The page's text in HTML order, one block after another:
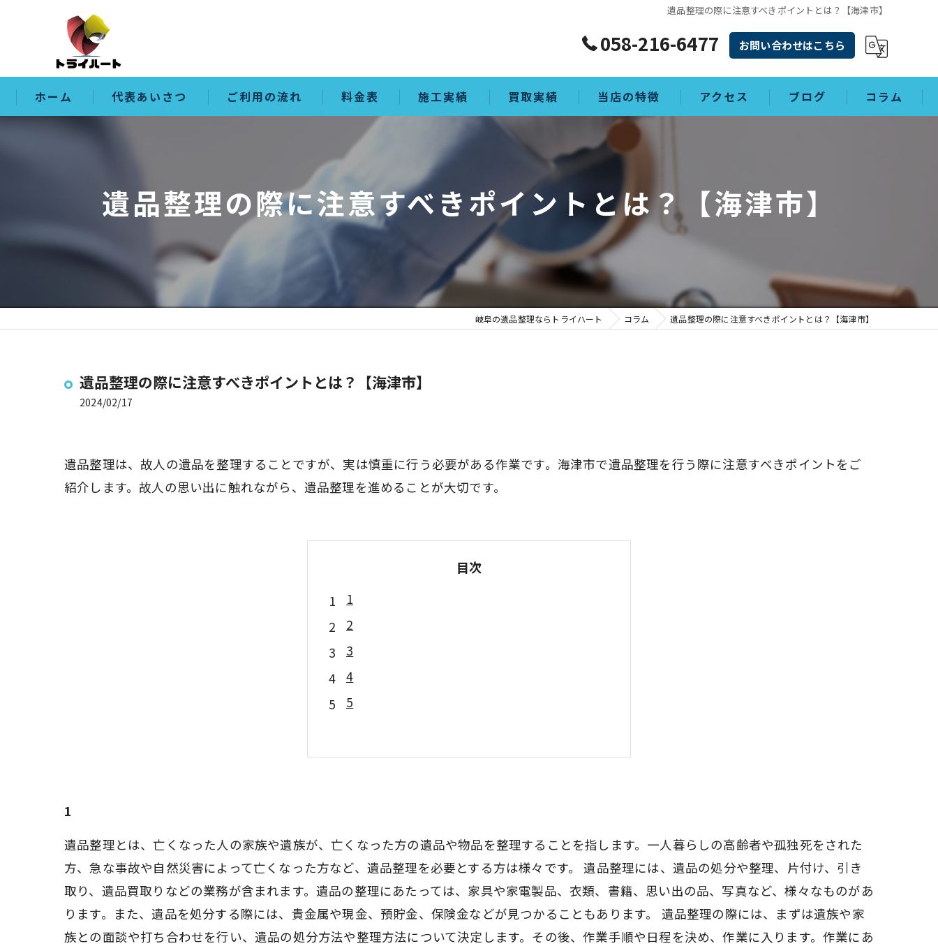
遺品整理の際に注意すべきポイントとは？【海津市】
058-216-6477 お問い合わせはこちら
ホーム 代表あいさつ ご利用の流れ 料金表 施工実績 買取実績 当店の特徴
買取
ゴミ屋敷
片付け
空き家
アクセス ブログ コラム
遺品整理の際に注意すべきポイントとは？【海津市】
岐阜の遺品整理ならトライハート コラム 遺品整理の際に注意すべきポイントとは？【海津市】
遺品整理の際に注意すべきポイントとは？【海津市】
2024/02/17
遺品整理は、故人の遺品を整理することですが、実は慎重に行う必要がある作業です。海津市で遺品整理を行う際に注意すべきポイントをご
紹介します。故人の思い出に触れながら、遺品整理を進めることが大切です。
目次
1
2
3
4
5
1
遺品整理とは、亡くなった人の家族や遺族が、亡くなった方の遺品や物品を整理することを指します。一人暮らしの高齢者や孤独死をされた
方、急な事故や自然災害によって亡くなった方など、遺品整理を必要とする方は様々です。 遺品整理には、遺品の処分や整理、片付け、引き
取り、遺品買取りなどの業務が含まれます。遺品の整理にあたっては、家具や家電製品、衣類、書籍、思い出の品、写真など、様々なものがあ
ります。また、遺品を処分する際には、貴金属や現金、預貯金、保険金などが見つかることもあります。 遺品整理の際には、まずは遺族や家
族との面談や打ち合わせを行い、遺品の処分方法や整理方法について決定します。その後、作業手順や日程を決め、作業に入ります。作業にあ